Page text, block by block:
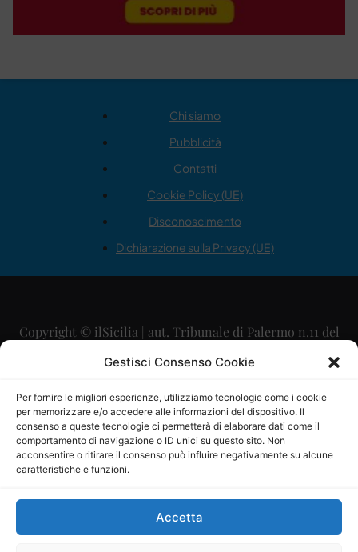
Gestisci Consenso Cookie
Per fornire le migliori esperienze, utilizziamo tecnologie come i cookie
per memorizzare e/o accedere alle informazioni del dispositivo. Il
consenso a queste tecnologie ci permetterà di elaborare dati come il
comportamento di navigazione o ID unici su questo sito. Non
acconsentire o ritirare il consenso può influire negativamente su alcune
caratteristiche e funzioni.
Accetta
Chi siamo
Pubblicità
Contatti
Cookie Policy (UE)
Disconoscimento
Dichiarazione sulla Privacy (UE)
Copyright © ilSicilia | aut. Tribunale di Palermo n.11 del
29/09/2015
Direttore Editoriale: Maurizio Scaglione
Direttore Responsabile: Maria Calabrese
P.IVA: 06334930820
Mercurio Comunicazione Società Cooperativa a r.l. è